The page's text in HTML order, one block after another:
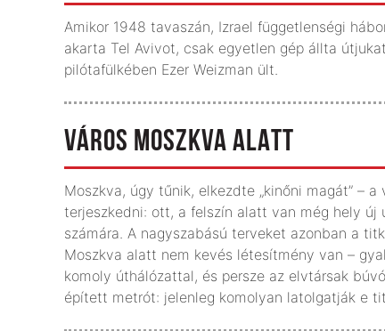
Amikor 1948 tavaszán, Izrael függetlenségi
akarta Tel Avivot, csak egyetlen gép állta
pilótafülkében Ezer Weizman ült.
VÁROS MOSZKVA ALATT
Moszkva, úgy tűnik, elkezdte „kinőni magát” –
terjeszkedni: ott, a felszín alatt van még hely új
számára. A nagyszabású terveket azonban a
Moszkva alatt nem kevés létesítmény van –
komoly úthálózattal, és persze az elvtársak
épített metrót: jelenleg komolyan latolgatják e